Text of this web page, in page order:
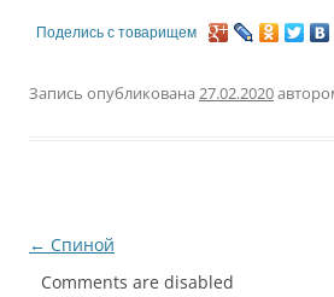
Поделись с товарищем
Запись опубликована 27.02.2020
Навигация
по
← Спиной
Comments are disabled